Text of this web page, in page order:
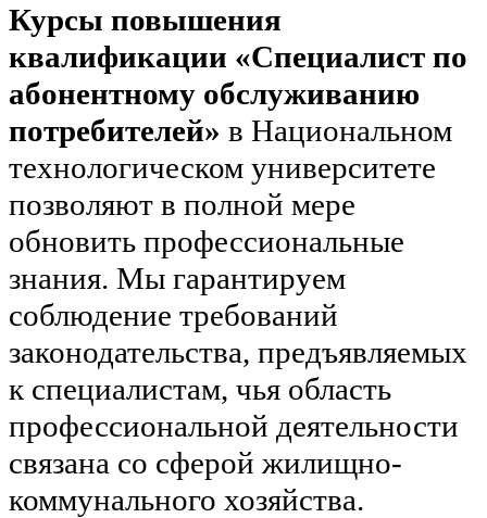
Курсы повышения
квалификации «Специалист по
абонентному обслуживанию
потребителей» в Национальном
технологическом университете
позволяют в полной мере
обновить профессиональные
знания. Мы гарантируем
соблюдение требований
законодательства, предъявляемых
к специалистам, чья область
профессиональной деятельности
связана со сферой жилищно-
коммунального хозяйства.